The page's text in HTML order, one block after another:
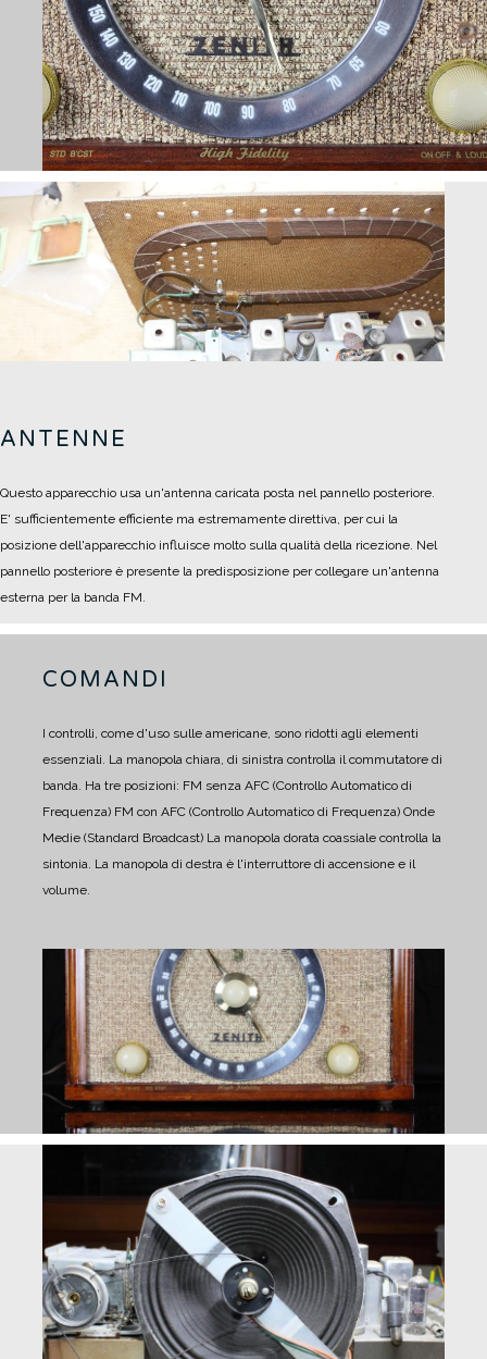
ANTENNE
Questo apparecchio usa un'antenna caricata posta nel pannello posteriore.
E' sufficientemente efficiente ma estremamente direttiva, per cui la
posizione dell'apparecchio influisce molto sulla qualità della ricezione. Nel
pannello posteriore è presente la predisposizione per collegare un'antenna
esterna per la banda FM.
COMANDI
I controlli, come d'uso sulle americane, sono ridotti agli elementi
essenziali. La manopola chiara, di sinistra controlla il commutatore di
banda. Ha tre posizioni: FM senza AFC (Controllo Automatico di
Frequenza) FM con AFC (Controllo Automatico di Frequenza) Onde
Medie (Standard Broadcast) La manopola dorata coassiale controlla la
sintonia. La manopola di destra è l'interruttore di accensione e il
volume.